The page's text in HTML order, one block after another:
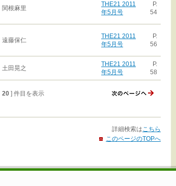
関根麻里
THE21 2011
年5月号
P.
54
遠藤保仁
THE21 2011
年5月号
P.
56
土田晃之
THE21 2011
年5月号
P.
58
20] 件目を表示
詳細検索はこちら
このページのTOPへ